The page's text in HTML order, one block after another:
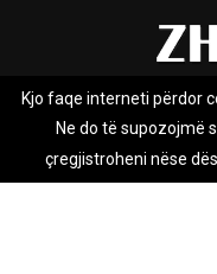
Rreth nesh
Zhurnal.mk është Agjenci
Kjo faqe interneti përdor
Ne do të supozojmë
çregjistroheni nëse